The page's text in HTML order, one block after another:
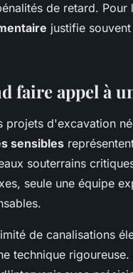
de retard.
justifie
faire appel à
projets d'excavation
sensibles
souterrains
seule une équipe
de canalisations
technique